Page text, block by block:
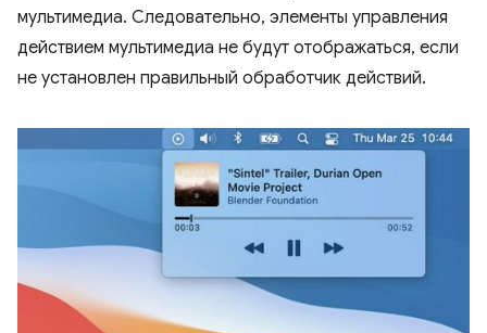
мультимедиа. Следовательно, элементы управления
действием мультимедиа не будут отображаться, если
не установлен правильный обработчик действий.